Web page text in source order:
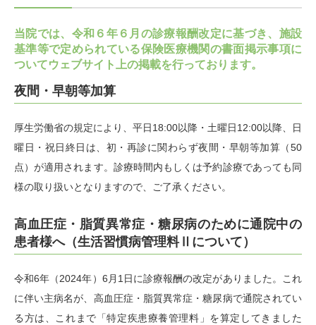
当院では、令和６年６月の診療報酬改定に基づき、施設
基準等で定められている保険医療機関の書面掲示事項に
ついてウェブサイト上の掲載を行っております。
夜間・早朝等加算
厚生労働省の規定により、平日18:00以降・土曜日12:00以降、日
曜日・祝日終日は、初・再診に関わらず夜間・早朝等加算（50
点）が適用されます。診療時間内もしくは予約診療であっても同
様の取り扱いとなりますので、ご了承ください。
高血圧症・脂質異常症・糖尿病のために通院中の
患者様へ（生活習慣病管理料Ⅱについて）
令和6年（2024年）6月1日に診療報酬の改定がありました。これ
に伴い主病名が、高血圧症・脂質異常症・糖尿病で通院されてい
る方は、これまで「特定疾患療養管理料」を算定してきました